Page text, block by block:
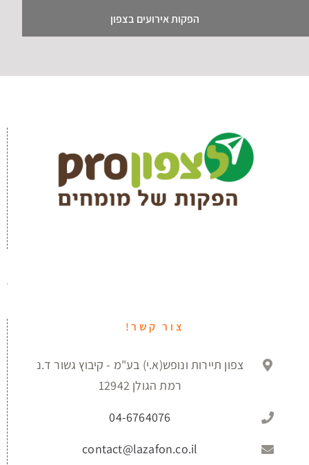
הפקות אירועים בצפון
צור קשר!
צפון תיירות ונופש(א.י) בע"מ - קיבוץ גשור ד.נ
רמת הגולן 12942
04-6764076
contact@lazafon.co.il